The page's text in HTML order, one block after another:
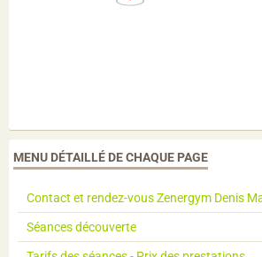
MENU DÉTAILLÉ DE CHAQUE PAGE
Contact et rendez-vous Zenergym Denis
Séances découverte